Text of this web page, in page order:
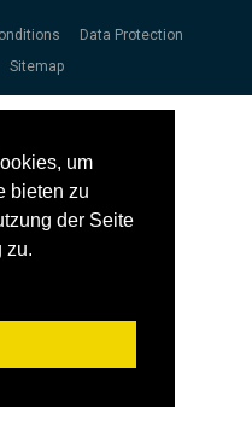
um
bieten zu
der Seite
zu.
um
bieten zu
der Seite
zu.
Data Protection
Sitemap